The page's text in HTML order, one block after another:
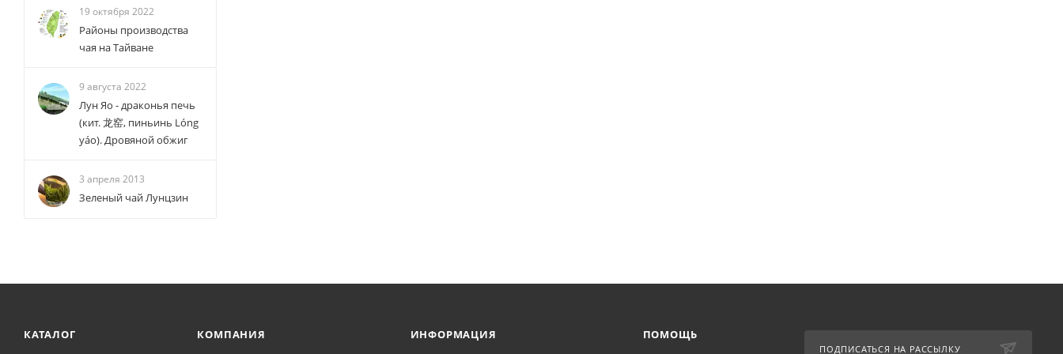
19 октября 2022
Районы производства
чая на Тайване
9 августа 2022
Лун Яо - драконья печь
(кит. 龙窑, пиньинь Lóng
yáo). Дровяной обжиг
3 апреля 2013
Зеленый чай Лунцзин
КАТАЛОГ КОМПАНИЯ ИНФОРМАЦИЯ ПОМОЩЬ
ПОДПИСАТЬСЯ НА РАССЫЛКУ